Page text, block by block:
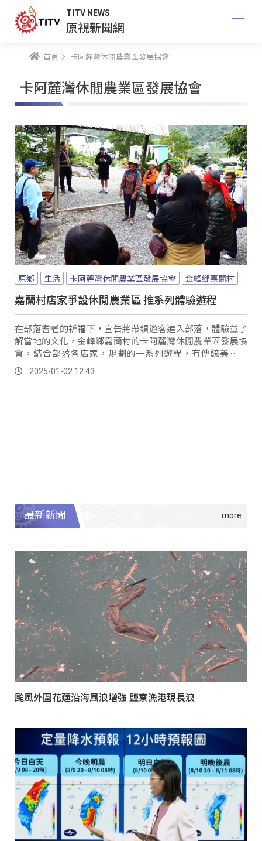
TITV NEWS
原視新聞網
首頁 卡阿麓灣休閒農業區發展協會
卡阿麓灣休閒農業區發展協會
原鄉 生活 卡阿麓灣休閒農業區發展協會 金峰鄉嘉蘭村
嘉蘭村店家爭設休閒農業區 推系列體驗遊程
在部落耆老的祈福下，宣告將帶領遊客進入部落，體驗並了
解當地的文化，金峰鄉嘉蘭村的卡阿麓灣休閒農業區發展協
會，結合部落各店家，規劃的一系列遊程，有傳統美食製
作、品嘗在地食材、了解小米文化等，透過視、聽、嗅、
味、觸覺的5種感官，希望讓遊客能留下難忘回憶，也有身為
2025-01-02 12:43
最新新聞
颱風外圍花蓮沿海風浪增強 鹽寮漁港現長浪